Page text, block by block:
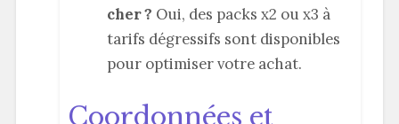
cher ? Oui, des packs x2 ou x3 à
tarifs dégressifs sont disponibles
pour optimiser votre achat.
Coordonnées et